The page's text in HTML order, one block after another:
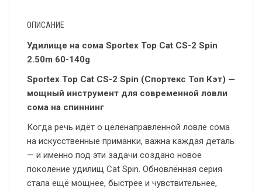
ОПИСАНИЕ
Удилище на сома Sportex Top Cat CS-2 Spin
2.50m 60-140g
Sportex Top Cat CS-2 Spin (Спортекс Топ Кэт) —
мощный инструмент для современной ловли
сома на спиннинг
Когда речь идёт о целенаправленной ловле сома
на искусственные приманки, важна каждая деталь
— и именно под эти задачи создано новое
поколение удилищ Cat Spin. Обновлённая серия
стала ещё мощнее, быстрее и чувствительнее,